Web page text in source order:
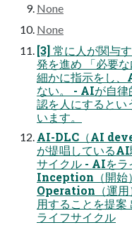
None
None
[3] 常に人が関与
発を進め 「必要
細かに指示をし
ない。 - AIが自律
認を人にするとい
います。
AI-DLC（AI
が提唱している
サイクル - AIをラ
Inception（開始
Operation（運用
用することを提
ライフサイクル